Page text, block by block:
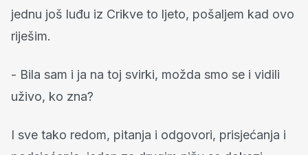
jednu još luđu iz Crikve to ljeto, pošaljem kad ovo
riješim.
- Bila sam i ja na toj svirki, možda smo se i vidili
uživo, ko zna?
I sve tako redom, pitanja i odgovori, prisjećanja i